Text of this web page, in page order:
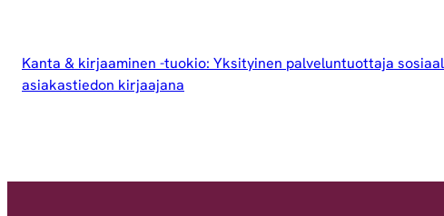
Kanta & kirjaaminen -tuokio: Yksityinen palveluntuottaja
asiakastiedon kirjaajana